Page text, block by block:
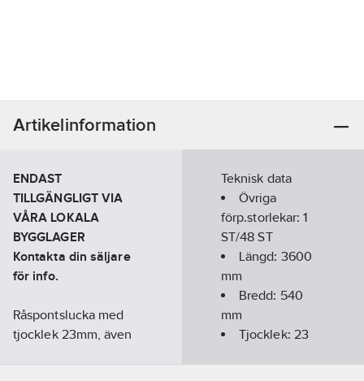
Artikelinformation
ENDAST
TILLGÄNGLIGT VIA
VÅRA LOKALA
BYGGLAGER
Kontakta din säljare
för info.
Råspontslucka med
tjocklek 23mm, även
Teknisk data
Övriga
förp.storlekar:1
ST/48 ST
Längd: 3600
mm
Bredd: 540
mm
Tjocklek: 23